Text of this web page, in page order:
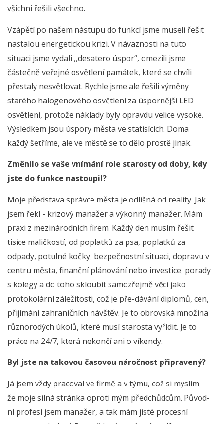
všichni řešili všechno.
Vzápětí po našem nástupu do funkcí jsme museli řešit
nastalou energetickou krizi. V návaznosti na tuto
situaci jsme vydali ,,desatero úspor“, omezili jsme
částečně veřejné osvětlení památek, které se chvíli
přestaly nesvětlovat. Rychle jsme ale řešili výměny
starého halogenového osvětlení za úspornější LED
osvětlení, protože náklady byly opravdu velice vysoké.
Výsledkem jsou úspory města ve statisících. Doma
každý šetříme, ale ve městě se to dělo prostě jinak.
Změnilo se vaše vnímání role starosty od doby, kdy
jste do funkce nastoupil?
Moje představa správce města je odlišná od reality. Jak
jsem řekl - krizový manažer a výkonný manažer. Mám
praxi z mezinárodních firem. Každý den musím řešit
tisíce maličkostí, od poplatků za psa, poplatků za
odpady, potulné kočky, bezpečnostní situaci, dopravu v
centru města, finanční plánování nebo investice, porady
s kolegy a do toho skloubit samozřejmě věci jako
protokolární záležitosti, což je pře-dávání diplomů, cen,
přijímání zahraničních návštěv. Je to obrovská množina
různorodých úkolů, které musí starosta vyřídit. Je to
práce na 24/7, která nekončí ani o víkendy.
Byl jste na takovou časovou náročnost připravený?
Já jsem vždy pracoval ve firmě a v týmu, což si myslím,
že moje silná stránka oproti mým předchůdcům. Původ-
ní profesí jsem manažer, a tak mám jisté procesní